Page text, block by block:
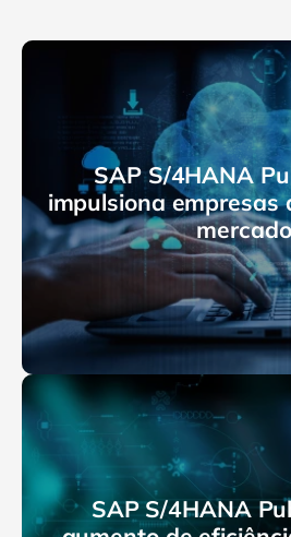
SAP S/4HANA
impulsiona empresas
mercado
SAP S/4HANA